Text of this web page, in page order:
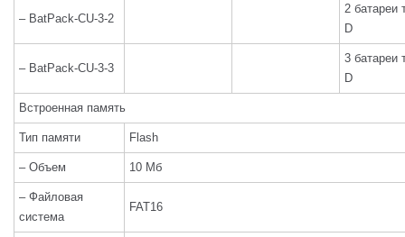
– BatPack-CU-3-2
2 батареи
D
– BatPack-CU-3-3
3 батареи
D
Встроенная память
Тип памяти Flash
– Объем 10 Мб
– Файловая
система
FAT16